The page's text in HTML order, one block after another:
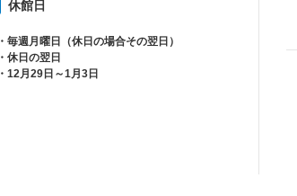
休館日
・毎週月曜日（休日の場合その翌日）
・休日の翌日
・12月29日～1月3日